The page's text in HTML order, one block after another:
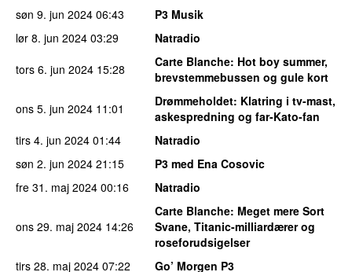
søn 9. jun 2024 06:43
P3 Musik
lør 8. jun 2024 03:29
Natradio
tors 6. jun 2024 15:28 Carte Blanche: Hot boy summer,
brevstemmebussen og gule kort
ons 5. jun 2024 11:01 Drømmeholdet: Klatring i tv-mast,
askespredning og far-Kato-fan
tirs 4. jun 2024 01:44
Natradio
søn 2. jun 2024 21:15
P3 med Ena Cosovic
fre 31. maj 2024 00:16 Natradio
ons 29. maj 2024 14:26
Carte Blanche: Meget mere Sort
Svane, Titanic-milliardærer og
roseforudsigelser
tirs 28. maj 2024 07:22 Go’ Morgen P3